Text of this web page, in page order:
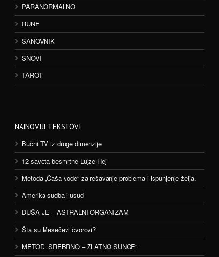
PARANORMALNO
RUNE
SANOVNIK
SNOVI
TAROT
NAJNOVIJI TEKSTOVI
Bučni TV iz druge dimenzije
12 saveta besmrtne Lujze Hej
Metoda „Čaša vode“ za rešavanje problema i ispunjenje želja.
Amerika sudba i usud
DUŠA JE – ASTRALNI ORGANIZAM
Šta su Mesečevi čvorovi?
METOD „SREBRNO – ZLATNO SUNCE“